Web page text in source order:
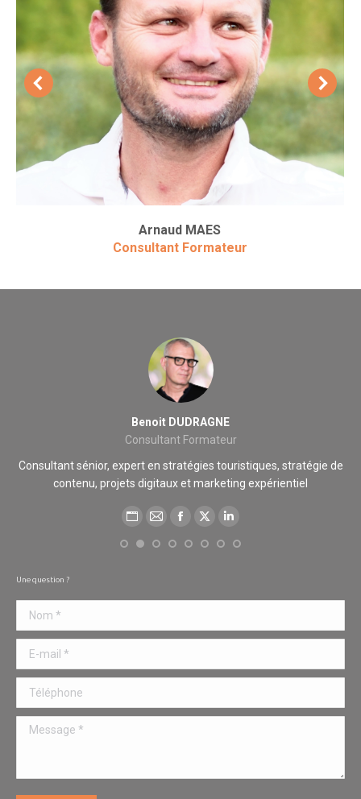
Arnaud MAES
Consultant Formateur
Benoit DUDRAGNE
Consultant Formateur
Consultant sénior, expert en stratégies touristiques, stratégie de
contenu, projets digitaux et marketing expérientiel
persomail
Une question ?
Nom *
E-mail *
Téléphone
Message *